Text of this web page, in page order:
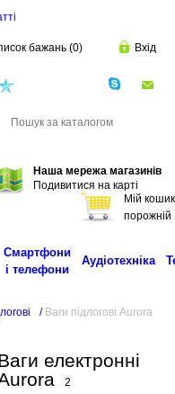
бажань (0) Вхід
Наша мережа магазинів
Подивитися на карті
Мій кошик
порожній
Смартфони
і телефони
Аудіотехніка
/ Ваги підлогові Aurora
електронні
2